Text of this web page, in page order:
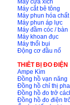
Máy cưa xích
Máy cắt bê tông
Máy phun hóa chất
Máy phun áp lực
Máy đầm cóc / bàn
Máy khoan đục
Máy thổi bụi
Động cơ đầu nổ
THIÊT BỊ ĐO ĐIỆN
Ampe Kìm
Đồng hồ vạn năng
Đồng hồ chỉ thị pha
Đồng hồ đo trở
Đồng hồ đo điện